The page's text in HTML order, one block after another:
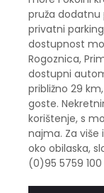
pruža dodatnu
privatni
dostupnost
Rogoznica,
dostupni
približno 29
goste.
korištenje, s
najma. Za
oko obilaska,
(0)95 5759